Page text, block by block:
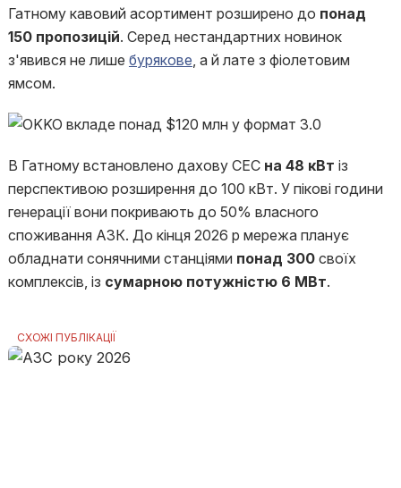
Гатному кавовий асортимент розширено до понад
150 пропозицій. Серед нестандартних новинок
з'явився не лише бурякове, а й лате з фіолетовим
ямсом.
В Гатному встановлено дахову СЕС на 48 кВт із
перспективою розширення до 100 кВт. У пікові години
генерації вони покривають до 50% власного
споживання АЗК. До кінця 2026 р мережа планує
обладнати сонячними станціями понад 300 своїх
комплексів, із сумарною потужністю 6 МВт.
СХОЖІ ПУБЛІКАЦІЇ